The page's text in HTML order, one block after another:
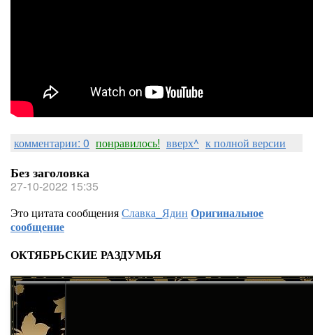
комментарии: 0 понравилось! вверх^ к полной версии
Без заголовка
27-10-2022 15:35
Это цитата сообщенияСлавка_Ядин Оригинальное
сообщение
ОКТЯБРЬСКИЕ РАЗДУМЬЯ